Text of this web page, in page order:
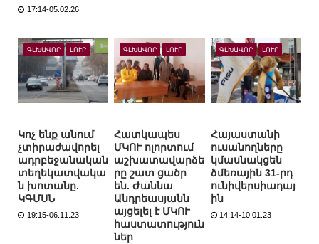
17:14-05.02.26
ԳԼԽԱՎՈՐ ԼՈՒՐ
Կոչ ենք անում
չտիրաժավորել
ադրբեջանական
տեղեկատվակա
ն խոտանը.
ԿԳՄՍՆ
19:15-06.11.23
ԳԼԽԱՎՈՐ ԼՈՒՐ
Հատկապես
ՄԿՈՒ ոլորտում
աշխատավարձե
րը շատ ցածր
են. Ժաննա
Անդրեասյանն
այցելել է ՄԿՈՒ
հաստատություն
ներ
ԳԼԽԱՎՈՐ ԼՈՒՐ
Հայաստանի
ուսանողները
կմասնակցեն
ձմեռային 31-րդ
ունիվերսիադայ
ին
14:14-10.01.23